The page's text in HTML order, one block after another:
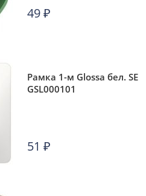
49₽
Рамка 1-м Glossa бел. SE
GSL000101
51₽